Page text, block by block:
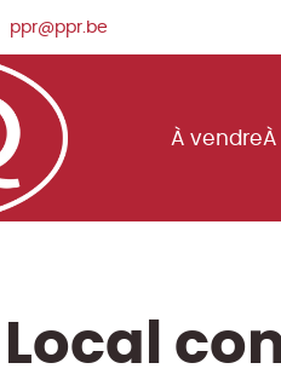
ppr@ppr.be
À vendre
Local